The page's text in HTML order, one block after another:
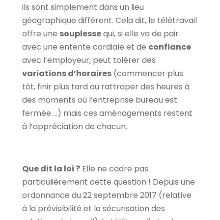
ils sont simplement dans un lieu
géographique différent. Cela dit, le télétravail
offre une souplessequi, si elle va de pair
avec une entente cordiale et de confiance
avec l’employeur, peut tolérer des
variations d’horaires(commencer plus
tôt, finir plus tard ou rattraper des heures à
des moments où l’entreprise bureau est
fermée …) mais ces aménagements restent
à l’appréciation de chacun.
Que dit la loi ?Elle ne cadre pas
particulièrement cette question ! Depuis une
ordonnance du 22 septembre 2017 (relative
à la prévisibilité et la sécurisation des